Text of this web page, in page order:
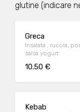
glutine (indicare
Greca
Insalata , rucola, pomodori, cetrioli, cipolla fresca, olive, feta,
salsa yogurt
10.50 €
Kebab